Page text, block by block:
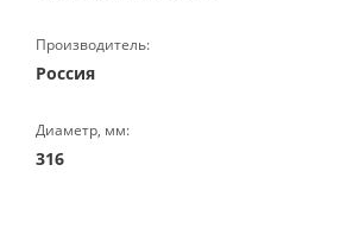
Производитель:
Россия
Диаметр, мм:
316